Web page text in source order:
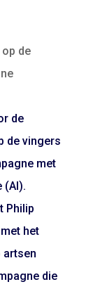
de
de
de vingers
met
(AI).
Philip
het
artsen
die